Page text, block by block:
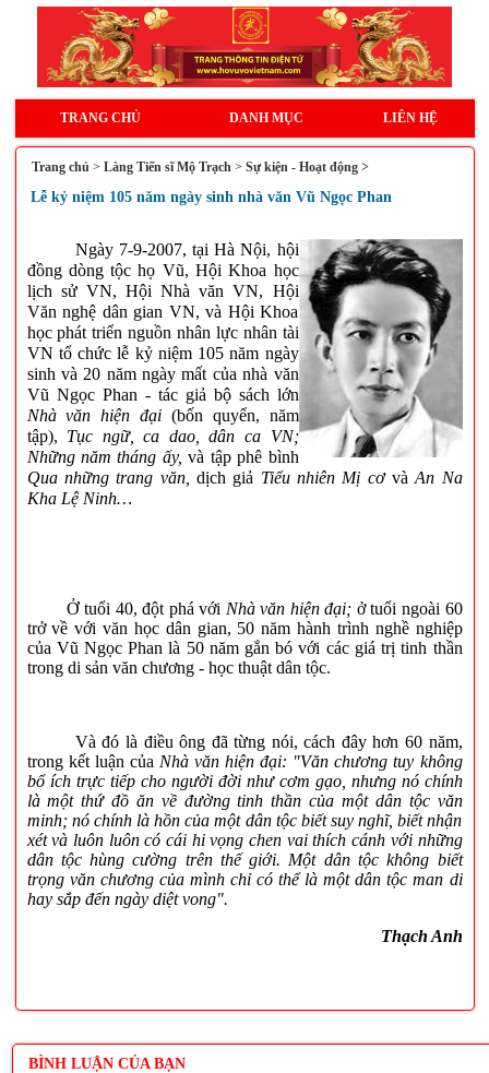
TRANG CHỦ DANH MỤC LIÊN HỆ
Trang chủ > Làng Tiến sĩ Mộ Trạch> Sự kiện - Hoạt động >
Lễ kỷ niệm 105 năm ngày sinh nhà văn Vũ Ngọc Phan
Ngày 7-9-2007, tại Hà Nội, hội
đồng dòng tộc họ Vũ, Hội Khoa học
lịch sử VN, Hội Nhà văn VN, Hội
Văn nghệ dân gian VN, và Hội Khoa
học phát triển nguồn nhân lực nhân tài
VN tổ chức lễ kỷ niệm 105 năm ngày
sinh và 20 năm ngày mất của nhà văn
Vũ Ngọc Phan - tác giả bộ sách lớn
Nhà văn hiện đại (bốn quyển, năm
tập), Tục ngữ, ca dao, dân ca VN;
Những năm tháng ấy, và tập phê bình
Qua những trang văn, dịch giả Tiểu nhiên Mị cơvàAn Na
Kha Lệ Ninh…
Ở tuổi 40, đột phá với Nhà văn hiện đại; ở tuổi ngoài 60
trở về với văn học dân gian, 50 năm hành trình nghề nghiệp
của Vũ Ngọc Phan là 50 năm gắn bó với các giá trị tinh thần
trong di sản văn chương - học thuật dân tộc.
Và đó là điều ông đã từng nói, cách đây hơn 60 năm,
trong kết luận của Nhà văn hiện đại: "Văn chương tuy không
bổ ích trực tiếp cho người đời như cơm gạo, nhưng nó chính
là một thứ đồ ăn về đường tinh thần của một dân tộc văn
minh; nó chính là hồn của một dân tộc biết suy nghĩ, biết nhận
xét và luôn luôn có cái hi vọng chen vai thích cánh với những
dân tộc hùng cường trên thế giới. Một dân tộc không biết
trọng văn chương của mình chỉ có thể là một dân tộc man di
hay sắp đến ngày diệt vong".
Thạch Anh
BÌNH LUẬN CỦA BẠN